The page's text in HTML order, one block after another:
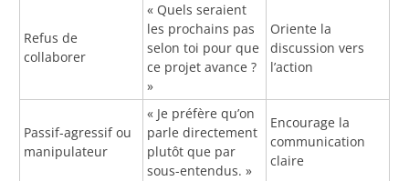
Refus de
collaborer
« Quels seraient
les prochains pas
selon toi pour que
ce projet avance ?
»
Oriente la
discussion vers
l’action
Passif-agressif ou
manipulateur
« Je préfère qu’on
parle directement
plutôt que par
sous-entendus. »
Encourage la
communication
claire